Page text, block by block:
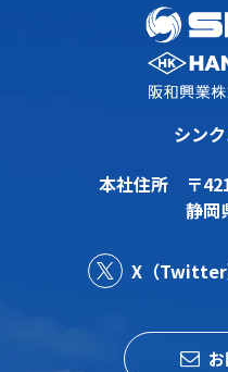
シン
本社住所
〒
静岡
X（Twitter